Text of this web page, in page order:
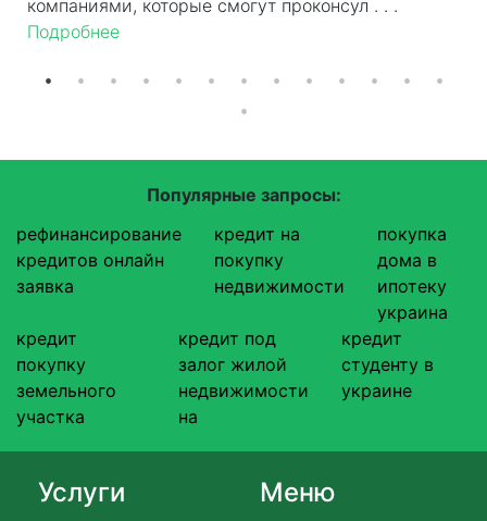
компаниями, которые смогут проконсул . . .
Подробнее
Популярные запросы:
рефинансирование
кредитов онлайн
заявка
кредит на
покупку
недвижимости
покупка
дома в
ипотеку
украина
кредит
покупку
земельного
участка
кредит под
залог жилой
недвижимости
на
кредит
студенту в
украине
Услуги Меню